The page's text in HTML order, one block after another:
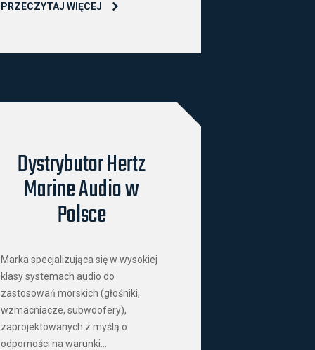
PRZECZYTAJ WIĘCEJ
Dystrybutor Hertz
Marine Audio w
Polsce
Marka specjalizująca się w wysokiej
klasy systemach audio do
zastosowań morskich (głośniki,
wzmacniacze, subwoofery),
zaprojektowanych z myślą o
odporności na warunki...